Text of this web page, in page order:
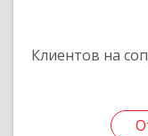
Клиентов на